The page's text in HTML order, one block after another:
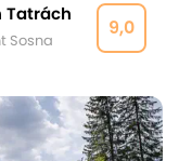
9,0
Tatrách
Sosna